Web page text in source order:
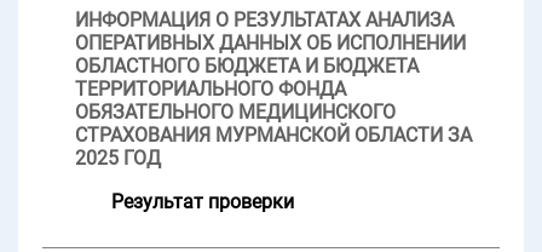
ИНФОРМАЦИЯ О РЕЗУЛЬТАТАХ АНАЛИЗА
ОПЕРАТИВНЫХ ДАННЫХ ОБ ИСПОЛНЕНИИ
ОБЛАСТНОГО БЮДЖЕТА И БЮДЖЕТА
ТЕРРИТОРИАЛЬНОГО ФОНДА
ОБЯЗАТЕЛЬНОГО МЕДИЦИНСКОГО
СТРАХОВАНИЯ МУРМАНСКОЙ ОБЛАСТИ ЗА
2025 ГОД
Результат проверки